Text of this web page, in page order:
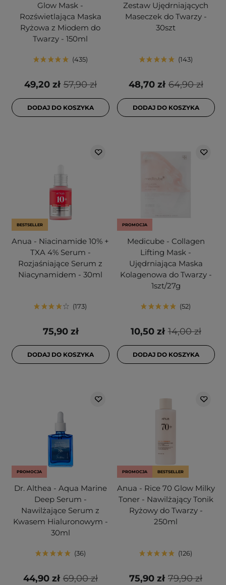
Glow Mask -
Rozświetlająca Maska
Ryżowa z Miodem do
Twarzy - 150ml
435
57,90 zł
49,20 zł
DODAJ DO KOSZYKA
Zestaw Ujędrniających
Maseczek do Twarzy -
30szt
143
64,90 zł
48,70 zł
DODAJ DO KOSZYKA
BESTSELLER
Anua - Niacinamide 10% +
TXA 4% Serum -
Rozjaśniające Serum z
Niacynamidem - 30ml
173
75,90 zł
DODAJ DO KOSZYKA
PROMOCJA
Medicube - Collagen
Lifting Mask -
Ujędrniająca Maska
Kolagenowa do Twarzy -
1szt/27g
52
14,00 zł
10,50 zł
DODAJ DO KOSZYKA
PROMOCJA
Dr. Althea - Aqua Marine
Deep Serum -
Nawilżające Serum z
Kwasem Hialuronowym -
30ml
36
69,00 zł
44,90 zł
PROMOCJA BESTSELLER
Anua - Rice 70 Glow Milky
Toner - Nawilżający Tonik
Ryżowy do Twarzy -
250ml
126
79,90 zł
75,90 zł